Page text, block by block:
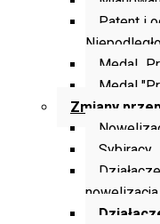
Patent i
Medal
Medal
Zmiany
Sybiracy